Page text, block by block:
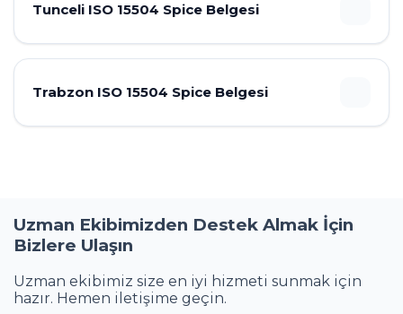
Tunceli ISO 15504 Spice Belgesi
Trabzon ISO 15504 Spice Belgesi
Uzman Ekibimizden Destek Almak İçin
Bizlere Ulaşın
Uzman ekibimiz size en iyi hizmeti sunmak için
hazır. Hemen iletişime geçin.